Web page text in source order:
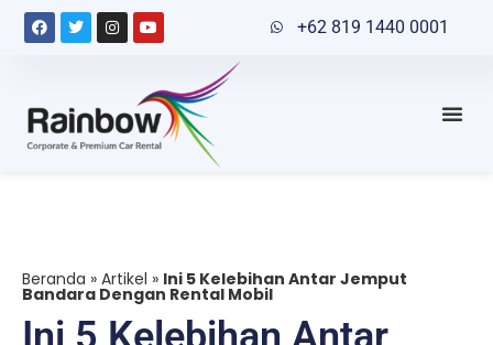
+62 819 1440 0001
Beranda » Artikel » Ini 5 Kelebihan Antar Jemput
Bandara Dengan Rental Mobil